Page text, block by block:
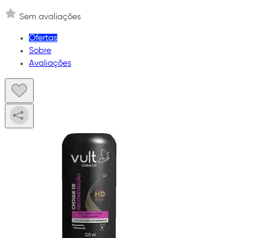
Sem avaliações
Ofertas
Sobre
Avaliações